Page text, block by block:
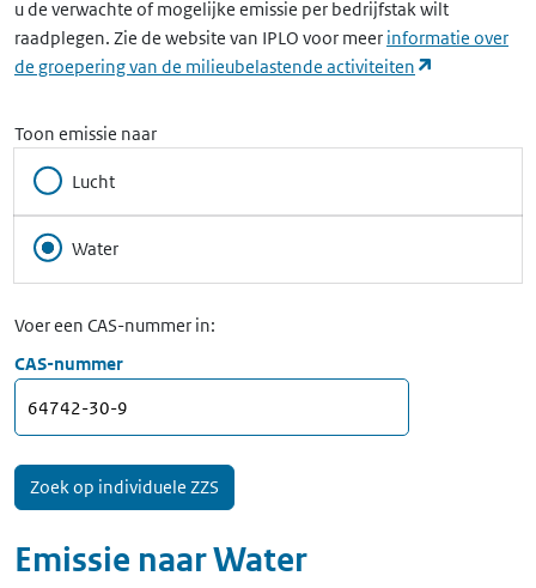
u de verwachte of mogelijke emissie per bedrijfstak wilt
raadplegen. Zie de website van IPLO voor meer informatie over
de groepering van de milieubelastende activiteiten
Toon emissie naar
Lucht
Water
Voer een CAS-nummer in:
CAS-nummer
Emissie naarWater